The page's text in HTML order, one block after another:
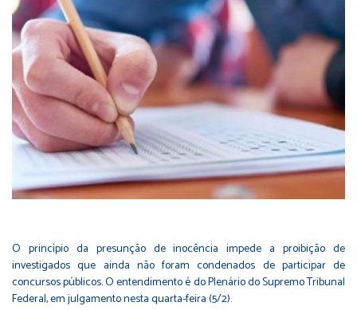
O princípio da presunção de inocência impede a proibição de
investigados que ainda não foram condenados de participar de
concursos públicos. O entendimento é do Plenário do Supremo Tribunal
Federal, em julgamento nesta quarta-feira (5/2).